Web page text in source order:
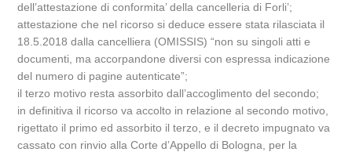
dell’attestazione di conformita’ della cancelleria di Forli’;
attestazione che nel ricorso si deduce essere stata rilasciata il
18.5.2018 dalla cancelliera (OMISSIS) “non su singoli atti e
documenti, ma accorpandone diversi con espressa indicazione
del numero di pagine autenticate”;
il terzo motivo resta assorbito dall’accoglimento del secondo;
in definitiva il ricorso va accolto in relazione al secondo motivo,
rigettato il primo ed assorbito il terzo, e il decreto impugnato va
cassato con rinvio alla Corte d’Appello di Bologna, per la